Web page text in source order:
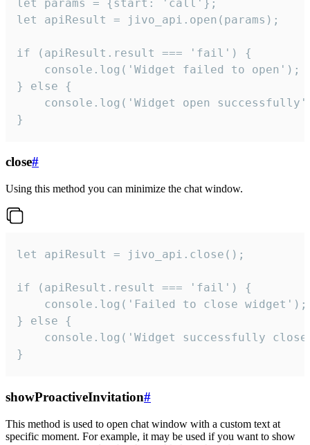
let params = {start: 'call'};
let apiResult = jivo_api.open(params);
if (apiResult.result === 'fail') {
    console.log('Widget failed to open');
} else {
console.log('Widget open
}
close#
Using this method you can minimize the chat window.
let apiResult = jivo_api.close();
if (apiResult.result === 'fail') {
    console.log('Failed to close widget');
} else {
console.log('Widget successfully
}
showProactiveInvitation#
This method is used to open chat window with a custom text at
specific moment. For example, it may be used if you want to show